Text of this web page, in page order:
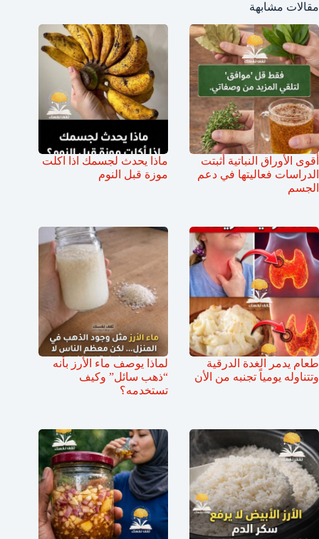
مقالات مشابهة
أقوى الأوراق النباتية أثبتت
الدراسات فعاليتها في دعم
الجسم
ماذا يحدث لجسمك اذا اكلت
موزة قبل النوم
طعام يدمر الغدة الدرقية
وتتناوله يومياً تجنبه من الأن
لماذا يوصف ماء الأرز بأنه
“ذهب سائل” وكيف
تستخدمه؟